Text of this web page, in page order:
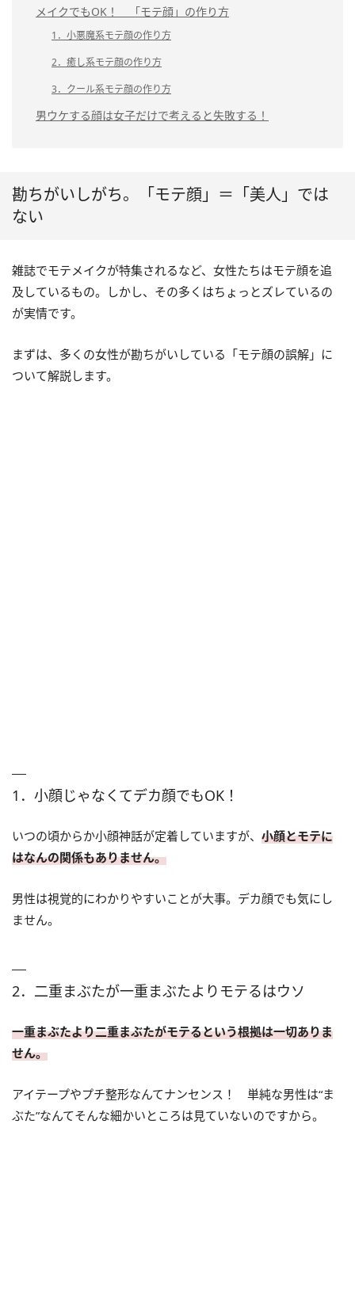
メイクでもOK！ 「モテ顔」の作り方
1．小悪魔系モテ顔の作り方
2．癒し系モテ顔の作り方
3．クール系モテ顔の作り方
男ウケする顔は女子だけで考えると失敗する！
勘ちがいしがち。「モテ顔」＝「美人」では
ない
雑誌でモテメイクが特集されるなど、女性たちはモテ顔を追
及しているもの。しかし、その多くはちょっとズレているの
が実情です。
まずは、多くの女性が勘ちがいしている「モテ顔の誤解」に
ついて解説します。
1．小顔じゃなくてデカ顔でもOK！
いつの頃からか小顔神話が定着していますが、 小顔とモテに
はなんの関係もありません。
男性は視覚的にわかりやすいことが大事。デカ顔でも気にし
ません。
2．二重まぶたが一重まぶたよりモテるはウソ
一重まぶたより二重まぶたがモテるという根拠は一切ありま
せん。
アイテープやプチ整形なんてナンセンス！ 単純な男性は“ま
ぶた”なんてそんな細かいところは見ていないのですから。